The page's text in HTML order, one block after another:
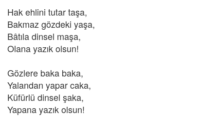
Hak ehlini tutar taşa,
Bakmaz gözdeki yaşa,
Bâtıla dinsel maşa,
Olana yazık olsun!
Gözlere baka baka,
Yalandan yapar caka,
Küfürlü dinsel şaka,
Yapana yazık olsun!